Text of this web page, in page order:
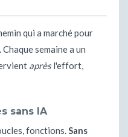
qui a marché pour
semaine a un
aprèsl'effort,
sans IA
fonctions.Sans